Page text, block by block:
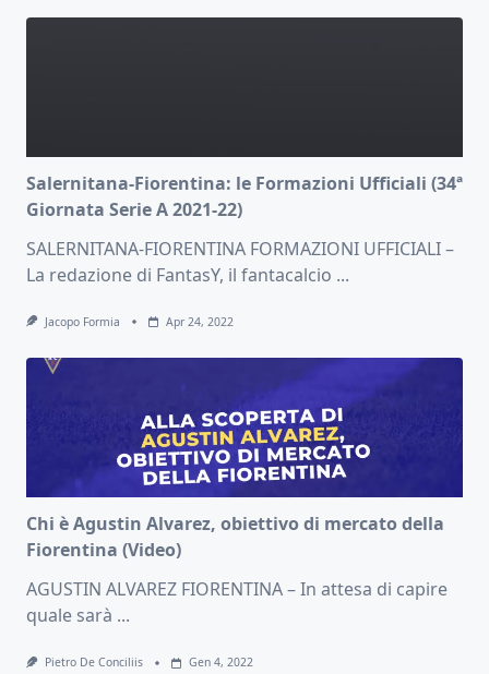
Salernitana-Fiorentina: le Formazioni Ufficiali (34ª
Giornata Serie A 2021-22)
SALERNITANA-FIORENTINA FORMAZIONI UFFICIALI –
La redazione di FantasY, il fantacalcio ...
Jacopo Formia Apr 24, 2022
Chi è Agustin Alvarez, obiettivo di mercato della
Fiorentina (Video)
AGUSTIN ALVAREZ FIORENTINA – In attesa di capire
quale sarà ...
Pietro De Conciliis Gen 4, 2022